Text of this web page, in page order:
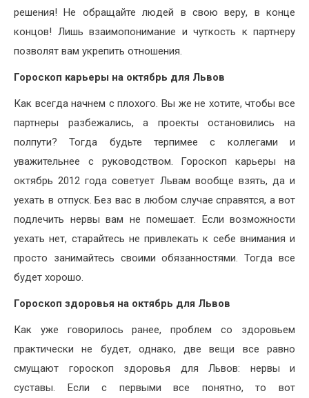
решения! Не обращайте людей в свою веру, в конце
концов! Лишь взаимопонимание и чуткость к партнеру
позволят вам укрепить отношения.
Гороскоп карьеры на октябрь для Львов
Как всегда начнем с плохого. Вы же не хотите, чтобы все
партнеры разбежались, а проекты остановились на
полпути? Тогда будьте терпимее с коллегами и
уважительнее с руководством. Гороскоп карьеры на
октябрь 2012 года советует Львам вообще взять, да и
уехать в отпуск. Без вас в любом случае справятся, а вот
подлечить нервы вам не помешает. Если возможности
уехать нет, старайтесь не привлекать к себе внимания и
просто занимайтесь своими обязанностями. Тогда все
будет хорошо.
Гороскоп здоровья на октябрь для Львов
Как уже говорилось ранее, проблем со здоровьем
практически не будет, однако, две вещи все равно
смущают гороскоп здоровья для Львов: нервы и
суставы. Если с первыми все понятно, то вот